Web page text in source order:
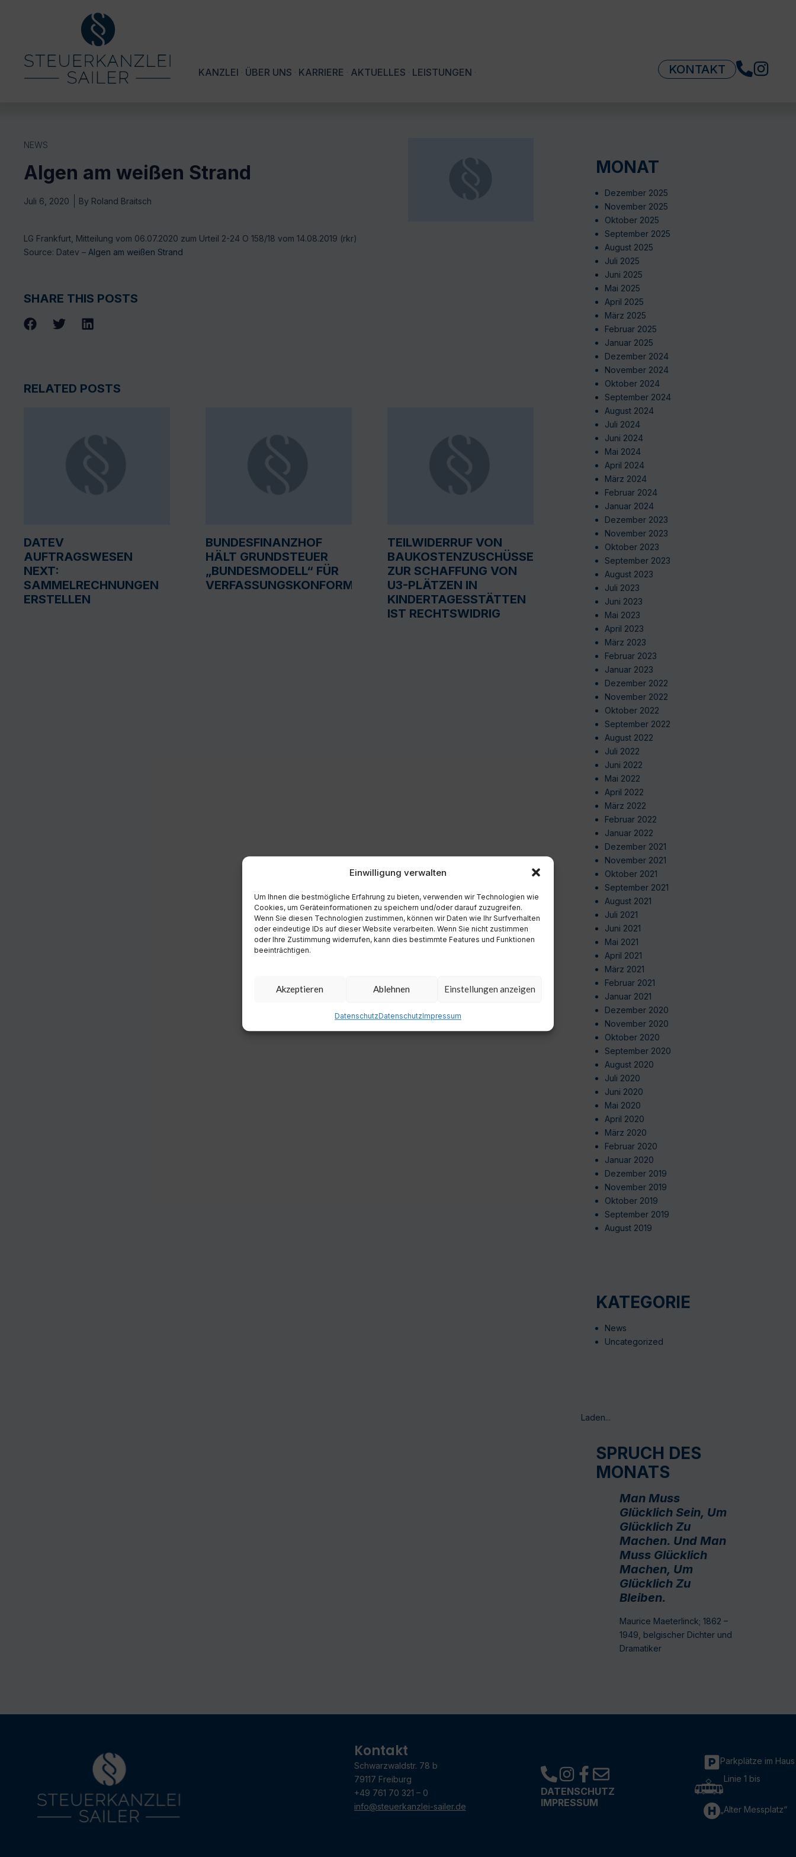
Einwilligung verwalten
Um Ihnen die bestmögliche Erfahrung zu bieten, verwenden wir Technologien wie
Cookies, um Geräteinformationen zu speichern und/oder darauf zuzugreifen.
Wenn Sie diesen Technologien zustimmen, können wir Daten wie Ihr Surfverhalten
oder eindeutige IDs auf dieser Website verarbeiten. Wenn Sie nicht zustimmen
oder Ihre Zustimmung widerrufen, kann dies bestimmte Features und Funktionen
beeinträchtigen.
Akzeptieren Ablehnen Einstellungen anzeigen
DatenschutzDatenschutzImpressum
KANZLEI ÜBER UNS KARRIERE AKTUELLES LEISTUNGEN KONTAKT
NEWS
Algen am weißen Strand
Juli 6, 2020 By Roland Braitsch
LG Frankfurt, Mitteilung vom 06.07.2020 zum Urteil 2-24 O 158/18 vom 14.08.2019 (rkr)
Source: Datev – Algen am weißen Strand
SHARE THIS POSTS
RELATED POSTS
DATEV
AUFTRAGSWESEN
NEXT:
SAMMELRECHNUNGEN
ERSTELLEN
BUNDESFINANZHOF
HÄLT GRUNDSTEUER
„BUNDESMODELL“ FÜR
VERFASSUNGSKONFORM
TEILWIDERRUF VON
BAUKOSTENZUSCHÜSSEN
ZUR SCHAFFUNG VON
U3-PLÄTZEN IN
KINDERTAGESSTÄTTEN
IST RECHTSWIDRIG
MONAT
Dezember 2025
November 2025
Oktober 2025
September 2025
August 2025
Juli 2025
Juni 2025
Mai 2025
April 2025
März 2025
Februar 2025
Januar 2025
Dezember 2024
November 2024
Oktober 2024
September 2024
August 2024
Juli 2024
Juni 2024
Mai 2024
April 2024
März 2024
Februar 2024
Januar 2024
Dezember 2023
November 2023
Oktober 2023
September 2023
August 2023
Juli 2023
Juni 2023
Mai 2023
April 2023
März 2023
Februar 2023
Januar 2023
Dezember 2022
November 2022
Oktober 2022
September 2022
August 2022
Juli 2022
Juni 2022
Mai 2022
April 2022
März 2022
Februar 2022
Januar 2022
Dezember 2021
November 2021
Oktober 2021
September 2021
August 2021
Juli 2021
Juni 2021
Mai 2021
April 2021
März 2021
Februar 2021
Januar 2021
Dezember 2020
November 2020
Oktober 2020
September 2020
August 2020
Juli 2020
Juni 2020
Mai 2020
April 2020
März 2020
Februar 2020
Januar 2020
Dezember 2019
November 2019
Oktober 2019
September 2019
August 2019
KATEGORIE
News
Uncategorized
Laden...
SPRUCH DES
MONATS
Man Muss
Glücklich Sein, Um
Glücklich Zu
Machen. Und Man
Muss Glücklich
Machen, Um
Glücklich Zu
Bleiben.
Maurice Maeterlinck; 1862 –
1949, belgischer Dichter und
Dramatiker
Kontakt
Schwarzwaldstr. 78 b
79117 Freiburg
+49 761 70 321 – 0
info@steuerkanzlei-sailer.de
DATENSCHUTZ
IMPRESSUM
Parkplätze im Haus
Linie 1 bis
„Alter Messplatz“